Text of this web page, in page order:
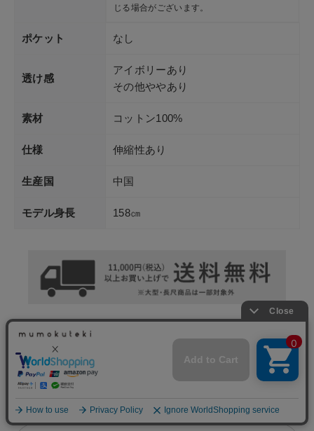
じる場合がございます。
ポケット なし
透け感
アイボリーあり
その他ややあり
素材 コットン100%
仕様 伸縮性あり
生産国 中国
モデル身長 158㎝
送料について